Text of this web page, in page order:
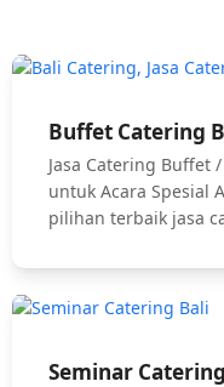
Buffet Catering
Jasa Catering Buffet
untuk Acara Spesial
pilihan terbaik jasa
Seminar